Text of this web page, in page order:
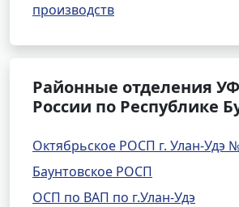
производств
Районные отделения
России по Республике
Октябрьское РОСП г. Улан-Удэ
Баунтовское РОСП
ОСП по ВАП по г.Улан-Удэ